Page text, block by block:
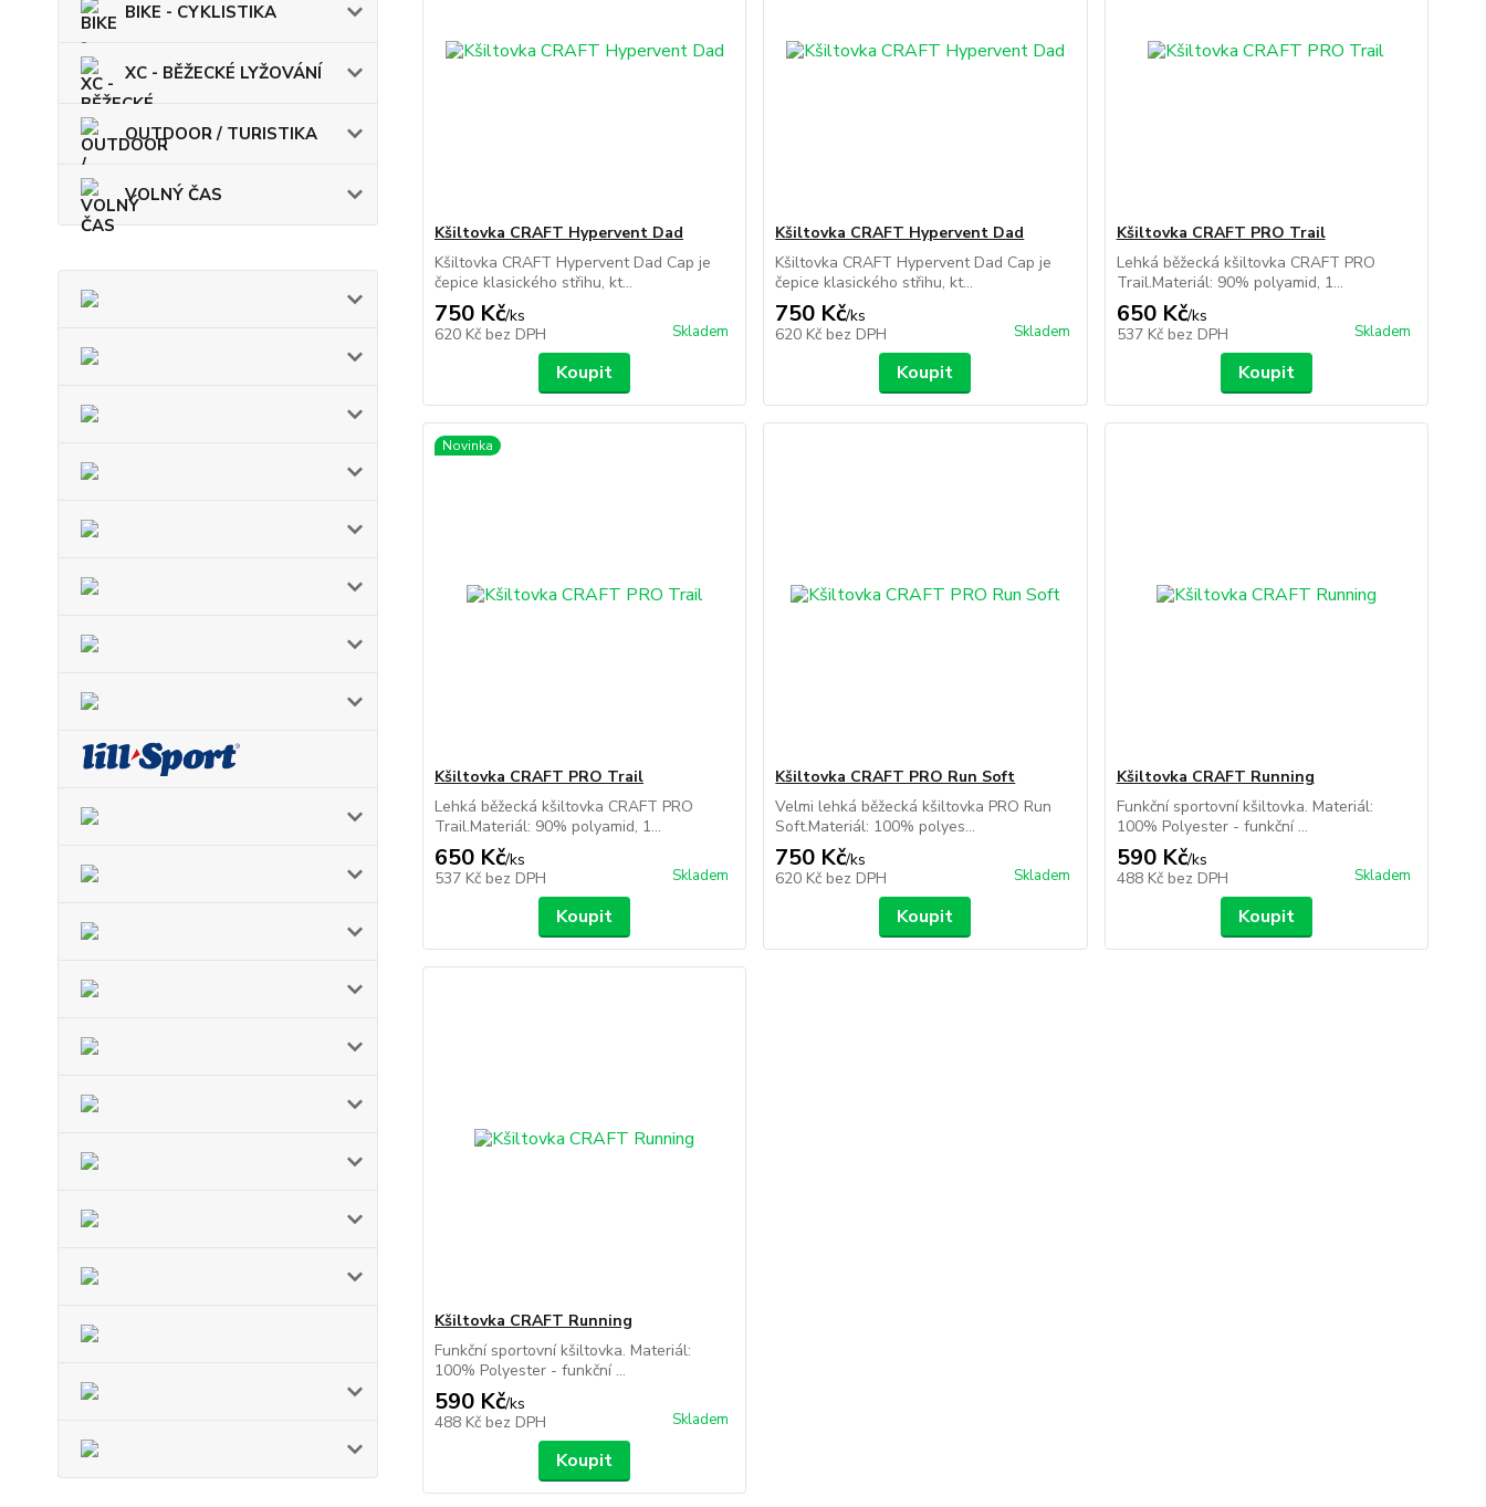
BIKE - CYKLISTIKA
XC - BĚŽECKÉ LYŽOVÁNÍ
OUTDOOR / TURISTIKA
VOLNÝ ČAS
Kšiltovka CRAFT Hypervent Dad
Kšiltovka CRAFT Hypervent Dad Cap je
čepice klasického střihu, kt...
750 Kč/ks
620 Kč bez DPH Skladem
Koupit
Kšiltovka CRAFT Hypervent Dad
Kšiltovka CRAFT Hypervent Dad Cap je
čepice klasického střihu, kt...
750 Kč/ks
620 Kč bez DPH Skladem
Koupit
Kšiltovka CRAFT PRO Trail
Lehká běžecká kšiltovka CRAFT PRO
Trail.Materiál: 90% polyamid, 1...
650 Kč/ks
537 Kč bez DPH Skladem
Koupit
Novinka
Kšiltovka CRAFT PRO Trail
Lehká běžecká kšiltovka CRAFT PRO
Trail.Materiál: 90% polyamid, 1...
650 Kč/ks
537 Kč bez DPH Skladem
Koupit
Kšiltovka CRAFT PRO Run Soft
Velmi lehká běžecká kšiltovka PRO Run
Soft.Materiál: 100% polyes...
750 Kč/ks
620 Kč bez DPH Skladem
Koupit
Kšiltovka CRAFT Running
Funkční sportovní kšiltovka. Materiál:
100% Polyester - funkční ...
590 Kč/ks
488 Kč bez DPH Skladem
Koupit
Kšiltovka CRAFT Running
Funkční sportovní kšiltovka. Materiál:
100% Polyester - funkční ...
590 Kč/ks
488 Kč bez DPH Skladem
Koupit